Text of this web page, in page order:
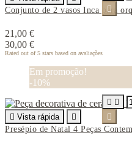
Conjunto de 2 vasos Inca para
21,00 €
30,00 €
Rated out of 5 stars based on avaliações

Em promoção!
-10%
 Vista rápida

Presépio de Natal 4 Peças
 
